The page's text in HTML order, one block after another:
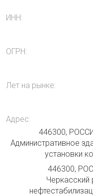
ИНН:
ОГРН:
Лет на рынке:
Адрес:
446300,
Административное
установки
446300,
Черкасский